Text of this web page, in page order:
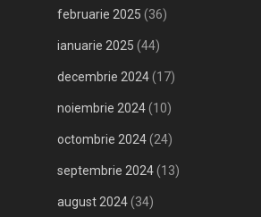
februarie 2025 (36)
ianuarie 2025 (44)
decembrie 2024(17)
noiembrie 2024(10)
octombrie 2024(24)
septembrie 2024(13)
august 2024(34)